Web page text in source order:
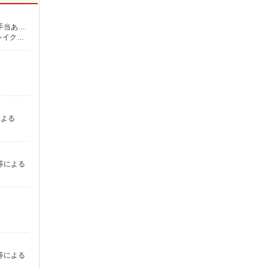
時給1,500円〜1,600円 ※勤務地による ◎日払い・週払い選択可能（日払いは手数料なし） ◎残業手当、リーダー手当、深夜手当あり！
【埼玉】 和光市、川越、朝霞台、南越谷、新越谷、北朝霞、所沢、志木、朝霞、熊谷、ふじみ野、 上福岡、せんげん台、越谷レイクタウン、新所沢、越谷、獨協大学前、本川越、他 他にも一都三県各地にあり。ご希望をお聞かせください。 ☆送迎バス有／バイク・自転車通勤OKなどの勤務地もアリ
る
による
による